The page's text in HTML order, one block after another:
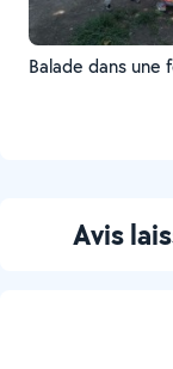
Balade dans une
Avis